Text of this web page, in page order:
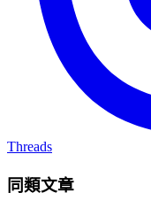
Threads
同類文章